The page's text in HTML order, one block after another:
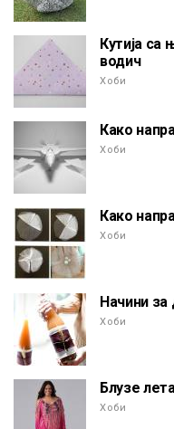
Кутија са
водич
Хоби
Како
Хоби
Како
Хоби
Начини за
Хоби
Блузе
Хоби